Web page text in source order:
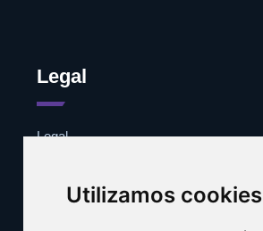
Utilizamos cookies
Legal
Legal
Contacto